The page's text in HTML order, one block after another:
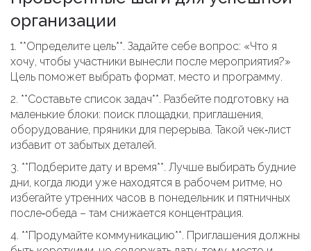
организации
1. **Определите цель**. Задайте себе вопрос: «Что я
хочу, чтобы участники вынесли после мероприятия?»
Цель поможет выбрать формат, место и программу.
2. **Составьте список задач**. Разбейте подготовку на
маленькие блоки: поиск площадки, приглашения,
оборудование, пряники для перерыва. Такой чек‑лист
избавит от забытых деталей.
3. **Подберите дату и время**. Лучше выбирать будние
дни, когда люди уже находятся в рабочем ритме, но
избегайте утренних часов в понедельник и пятничных
после‑обеда – там снижается концентрация.
4. **Продумайте коммуникацию**. Приглашения должны